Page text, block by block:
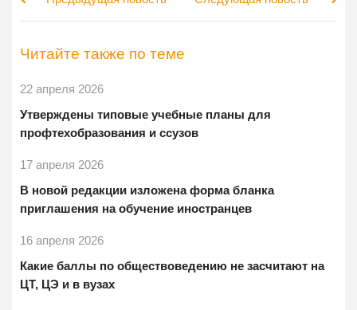
Читайте также по теме
22 апреля 2026
Утверждены типовые учебные планы для
профтехобразования и ссузов
17 апреля 2026
В новой редакции изложена форма бланка
приглашения на обучение иностранцев
16 апреля 2026
Какие баллы по обществоведению не засчитают на
ЦТ, ЦЭ и в вузах